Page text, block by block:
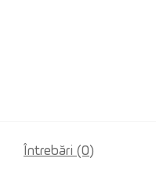
Întrebări (0)